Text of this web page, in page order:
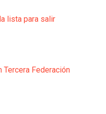
lista para salir
Tercera Federación